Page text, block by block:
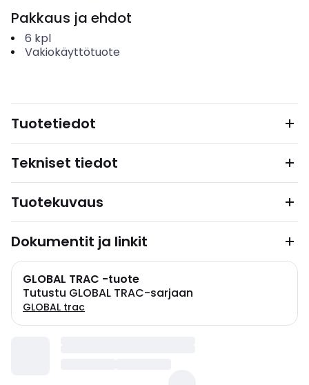
Pakkaus ja ehdot
6 kpl
Vakiokäyttötuote
Tuotetiedot
Tekniset tiedot
Tuotekuvaus
Dokumentit ja linkit
GLOBAL TRAC -tuote
Tutustu GLOBAL TRAC-sarjaan
GLOBAL trac